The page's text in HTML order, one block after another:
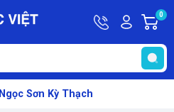
HotlineTài
khoản
Hello,
Khách
0
Ngọc Sơn Kỳ Thạch